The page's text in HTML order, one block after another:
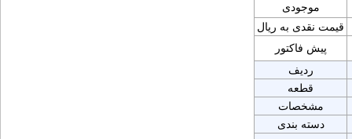
موجودی
قیمت نقدی به ریال
پیش فاکتور
ردیف
قطعه
مشخصات
دسته بندی